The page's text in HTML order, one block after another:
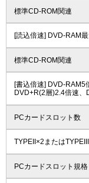
標準CD-ROM関連
[読込倍速] DVD-RAM
標準CD-ROM関連
[書込倍速] DVD-RAM5
DVD+R(2層)2.4倍速
PCカードスロット数
TYPEII×2または
PCカードスロット規格